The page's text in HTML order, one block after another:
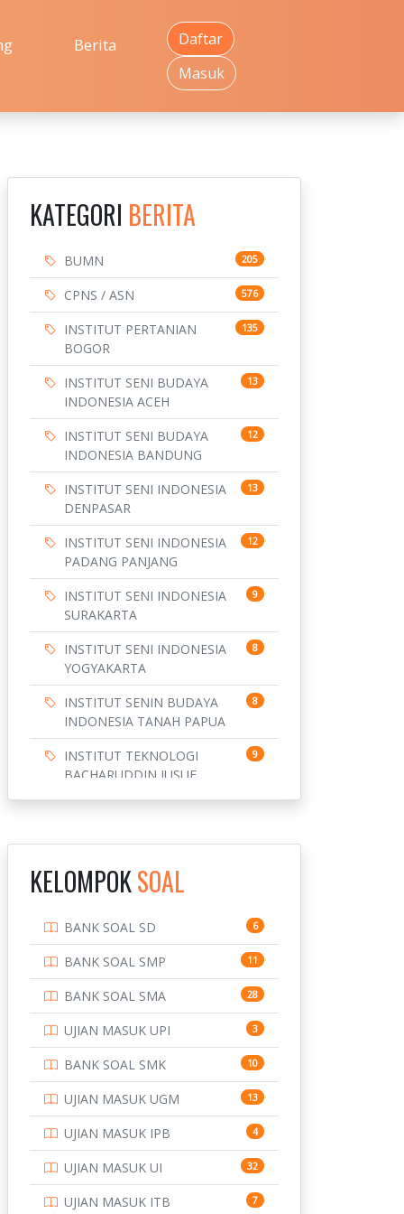
Berita
Daftar
Masuk
KATEGORI BERITA
BUMN 205
CPNS / ASN 576
INSTITUT PERTANIAN
BOGOR
135
INSTITUT SENI BUDAYA
INDONESIA ACEH
13
INSTITUT SENI BUDAYA
INDONESIA BANDUNG
12
INSTITUT SENI INDONESIA
DENPASAR
13
INSTITUT SENI INDONESIA
PADANG PANJANG
12
INSTITUT SENI INDONESIA
SURAKARTA
9
INSTITUT SENI INDONESIA
YOGYAKARTA
8
INSTITUT SENIN BUDAYA
INDONESIA TANAH PAPUA
8
INSTITUT TEKNOLOGI
BACHARUDDIN JUSUF
9
BANDUNG
INSTITUT TEKNOLOGI
INSTITUT TEKNOLOGI
SEPULUH NOVEMBER
10
INSTITUT TEKNOLOGI
SUMATERA
9
IPDN / STPDN 148
PENDIDIKAN 943
PERBANKAN 3
POLRI 169
POLTEK SSN 7
4
KELOMPOKSOAL
BANK SOAL SD 6
BANK SOAL SMP 11
BANK SOAL SMA 28
UJIAN MASUK UPI 3
BANK SOAL SMK 10
UJIAN MASUK UGM 13
UJIAN MASUK IPB 4
UJIAN MASUK UI 32
UJIAN MASUK ITB 7